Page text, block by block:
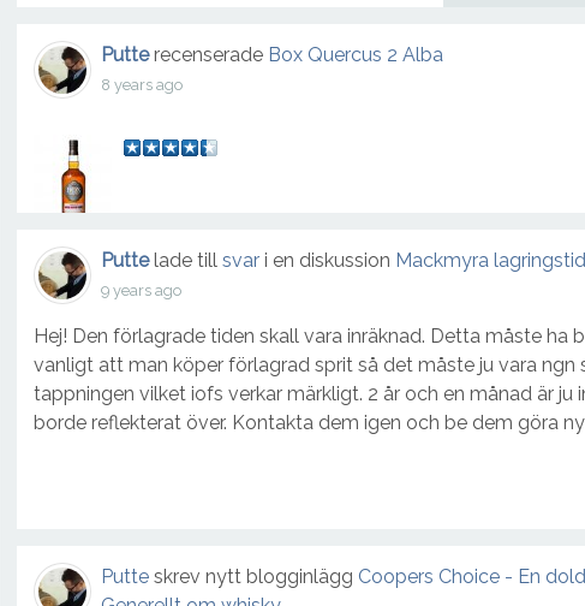
Benriach 12 importanticus fumosus
Kategori:Whisky
90
Ardbeg Galileo
0 ( 0)
Kategori:Whisky
Putterecenserade Box Quercus 2 Alba
8 years ago
Puttelade tillsvar i en diskussion Mackmyra
9 years ago
Hej! Den förlagrade tiden skall vara inräknad. Detta måste ha
vanligt att man köper förlagrad sprit så det måste ju vara ngn
tappningen vilket iofs verkar märkligt. 2 år och en månad är ju
borde reflekterat över. Kontakta dem igen och be dem göra
Putte skrev nytt blogginlägg Coopers Choice - En